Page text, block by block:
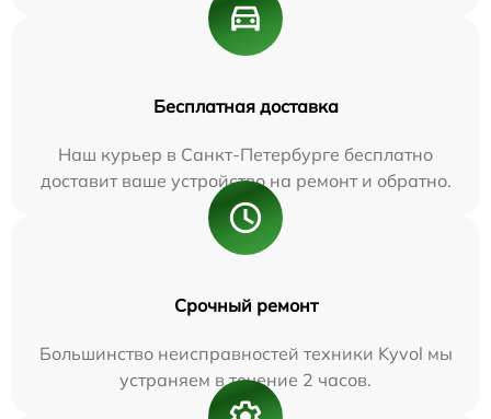
Бесплатная доставка
Наш курьер в Санкт-Петербурге бесплатно
доставит ваше устройство на ремонт и обратно.
Срочный ремонт
Большинство неисправностей техники Kyvol мы
устраняем в течение 2 часов.